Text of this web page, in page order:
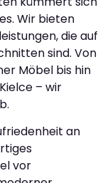
Wir bieten
die auf
sind. Von
Möbel bis hin
– wir
an
vor